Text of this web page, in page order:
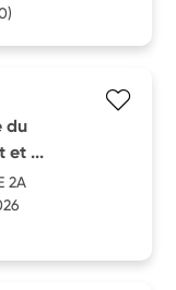
du
et ...
2A